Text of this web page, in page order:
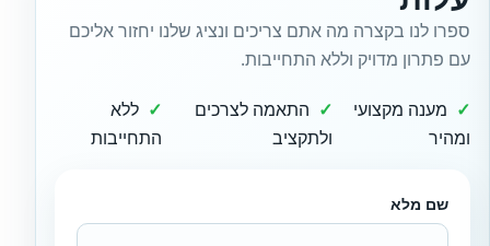
ספרו לנו בקצרה מה אתם צריכים ונציג שלנו יחזור אליכם
עם פתרון מדויק וללא התחייבות.
מענה מקצועי
ומהיר
התאמה לצרכים
ולתקציב
ללא
התחייבות
שם מלא